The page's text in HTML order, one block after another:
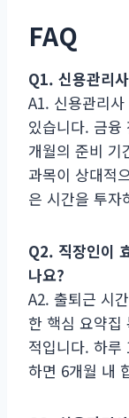
FAQ
Q1. 신용관리
A1. 신용관리
있습니다. 금융
개월의 준비 기
과목이 상대적
은 시간을 투자
Q2. 직장인이
나요?
A2. 출퇴근 시
한 핵심 요약집
적입니다. 하루
하면 6개월 내